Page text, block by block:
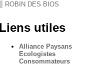
ROBIN DES BIOS
Liens utiles
Alliance Paysans
Ecologistes
Consommateurs